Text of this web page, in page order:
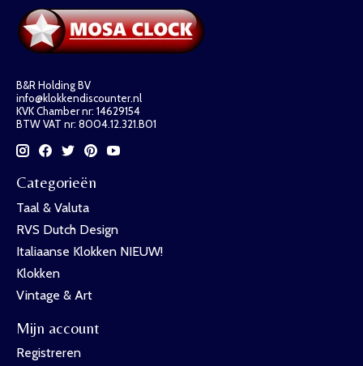
B&R Holding BV
info@klokkendiscounter.nl
KVK Chamber nr: 14629154
BTW VAT nr: 8004.12.321.B01
Categorieën
Taal & Valuta
RVS Dutch Design
Italiaanse Klokken NIEUW!
Klokken
Vintage & Art
Mijn account
Registreren